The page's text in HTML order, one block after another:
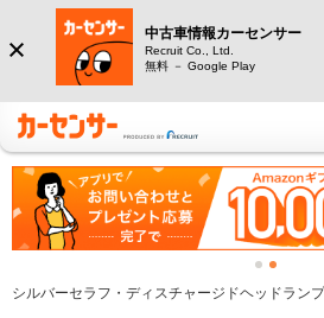
中古車情報カーセンサー
Recruit Co., Ltd.
無料 － Google Play
シルバーセラフ・ディスチャージドヘッドラン